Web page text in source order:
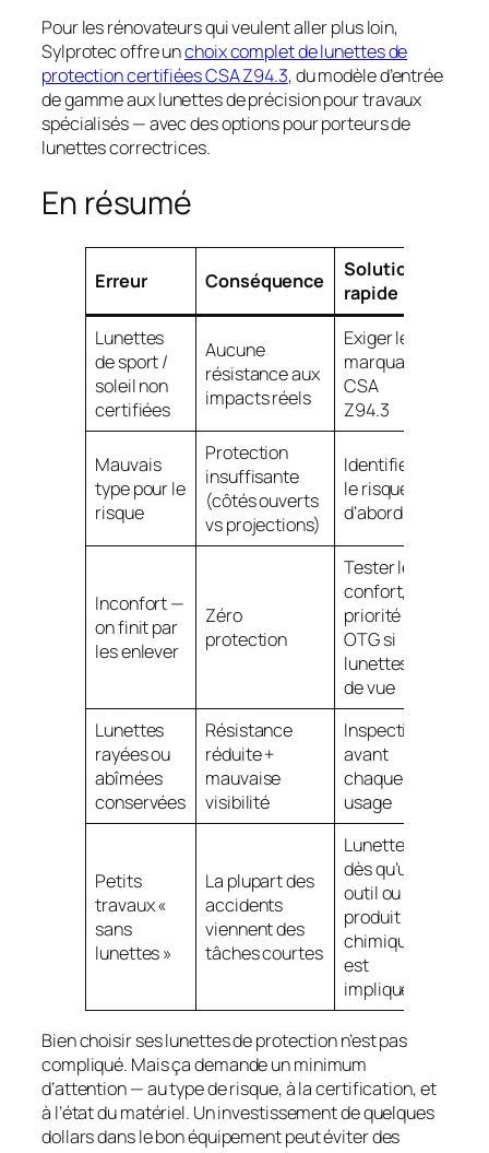
Pour les rénovateurs qui veulent aller plus loin,
Sylprotec offre unchoix complet de lunettes de
protection certifiées CSA Z94.3, du modèle d’entrée
de gamme aux lunettes de précision pour travaux
spécialisés — avec des options pour porteurs de
lunettes correctrices.
En résumé
Erreur Conséquence
Solution
rapide
Lunettes
de sport /
soleil non
certifiées
Aucune
résistance aux
impacts réels
Exiger le
marquage
CSA
Z94.3
Mauvais
type pour le
risque
Protection
insuffisante
(côtés ouverts
vs projections)
Identifier
le risque
d’abord
Inconfort —
on finit par
les enlever
Zéro
protection
Tester le
confort,
priorité
OTG si
lunettes
de vue
Lunettes
rayées ou
abîmées
conservées
Résistance
réduite +
mauvaise
visibilité
Inspection
avant
chaque
usage
Petits
travaux «
sans
lunettes »
La plupart des
accidents
viennent des
tâches courtes
Lunettes
dès qu’un
outil ou
produit
chimique
est
impliqué
Bien choisir ses lunettes de protection n’est pas
compliqué. Mais ça demande un minimum
d’attention — au type de risque, à la certification, et
à l’état du matériel. Un investissement de quelques
dollars dans le bon équipement peut éviter des